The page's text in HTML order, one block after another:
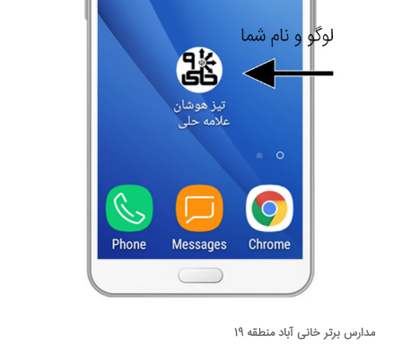
مدارس برتر خانی آباد منطقه 19